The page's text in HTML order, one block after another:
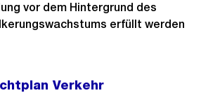
vor dem Hintergrund des
erfüllt werden
Verkehr